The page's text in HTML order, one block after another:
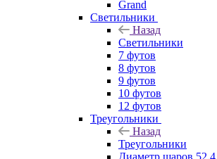
Grand
Светильники
Назад
Светильники
7 футов
8 футов
9 футов
10 футов
12 футов
Треугольники
Назад
Треугольники
Диаметр шаров